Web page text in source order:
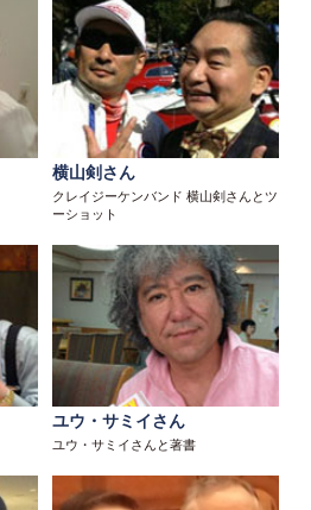
横山剣さん
クレイジーケンバンド 横山剣さんとツ
ーショット
ユウ・サミイさん
ユウ・サミイさんと著書